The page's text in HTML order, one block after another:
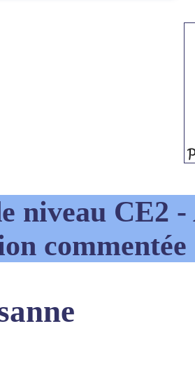
niveau CE2 -
commentée